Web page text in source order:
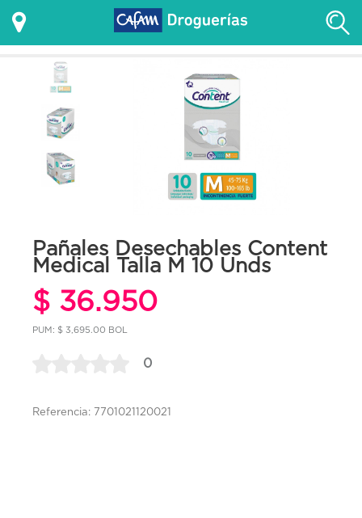
Pañales Desechables Content
Medical Talla M 10 Unds
$ 36.950
PUM: $ 3,695.00 BOL
0
Referencia: 7701021120021